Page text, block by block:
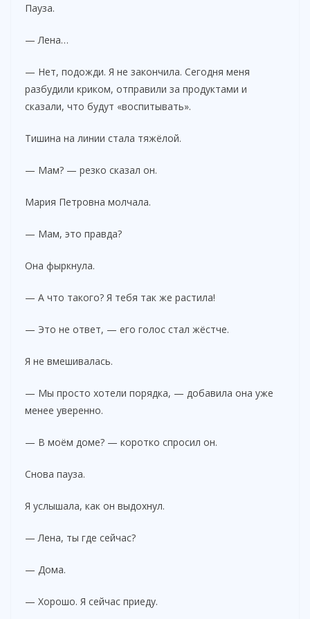
Пауза.
— Лена…
— Нет, подожди. Я не закончила. Сегодня меня
разбудили криком, отправили за продуктами и
сказали, что будут «воспитывать».
Тишина на линии стала тяжёлой.
— Мам? — резко сказал он.
Мария Петровна молчала.
— Мам, это правда?
Она фыркнула.
— А что такого? Я тебя так же растила!
— Это не ответ, — его голос стал жёстче.
Я не вмешивалась.
— Мы просто хотели порядка, — добавила она уже
менее уверенно.
— В моём доме? — коротко спросил он.
Снова пауза.
Я услышала, как он выдохнул.
— Лена, ты где сейчас?
— Дома.
— Хорошо. Я сейчас приеду.